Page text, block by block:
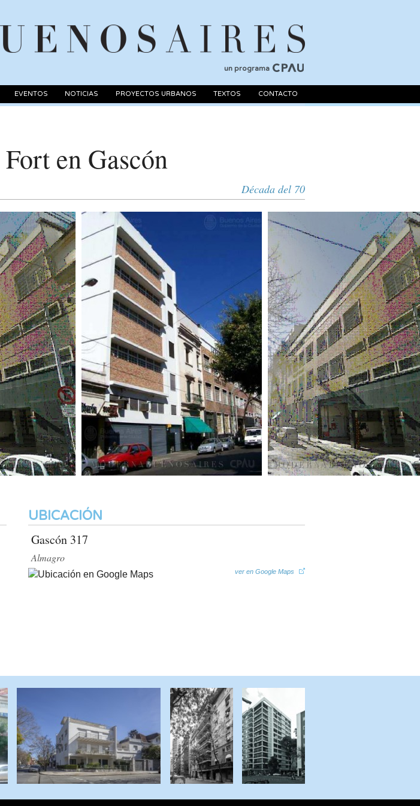
un programa
EVENTOS NOTICIAS PROYECTOS URBANOS TEXTOS CONTACTO
en Gascón
Década del 70
UBICACIÓN
Gascón 317
Almagro
ver en Google Maps